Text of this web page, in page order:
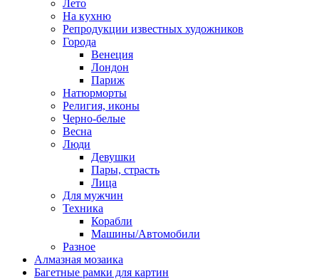
Лето
На кухню
Репродукции известных художников
Города
Венеция
Лондон
Париж
Натюрморты
Религия, иконы
Черно-белые
Весна
Люди
Девушки
Пары, страсть
Лица
Для мужчин
Техника
Корабли
Машины/Автомобили
Разное
Алмазная мозаика
Багетные рамки для картин